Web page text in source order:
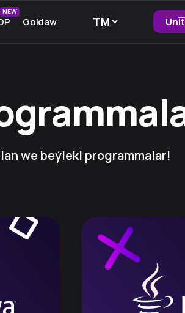
NEW
Goldaw
we beýleki programmalar!